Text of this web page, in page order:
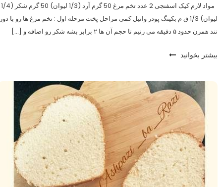
مواد لازم کیک اسفنجی 2 عدد تخم مرغ 50 گرم آرد (1/3 لیوان) 50 گرم شکر (1/4
لیوان) 1/3 ق م بکینگ پودر وانیل کمی مراحل پخت مرحله اول : تخم مرغ ها رو با
تند همزن حدود ۵ دقیقه می زنیم تا حجم آن ها ۲ برابر بشه شکر رو اضافه و […]
بیشتر بخوانید